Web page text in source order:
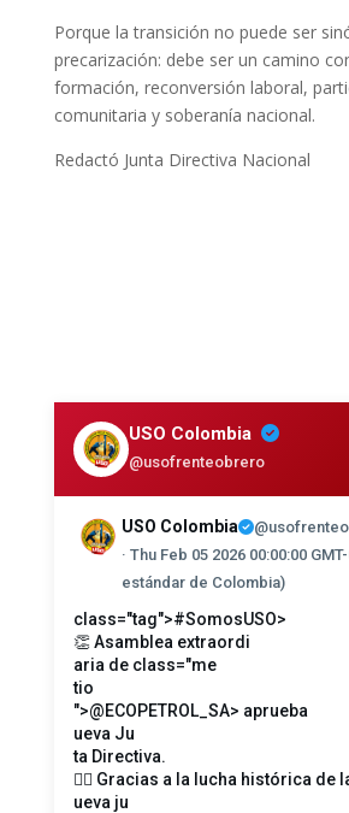
Porque la transición no puede ser
precarización: debe ser un camino
formación, reconversión laboral,
comunitaria y soberanía nacional.
Redactó Junta Directiva Nacional
USO Colombia
@usofrenteobrero
USO Colombia
· Thu Feb 05 2026 00:00:00
estándar de Colombia)
class="tag">#SomosUSO>
👏 Asamblea extraordi
aria de class="me
tio
">@ECOPETROL_SA> aprueba
ueva Ju
ta Directiva.
☝🏻 Gracias a la lucha histórica de
ueva ju